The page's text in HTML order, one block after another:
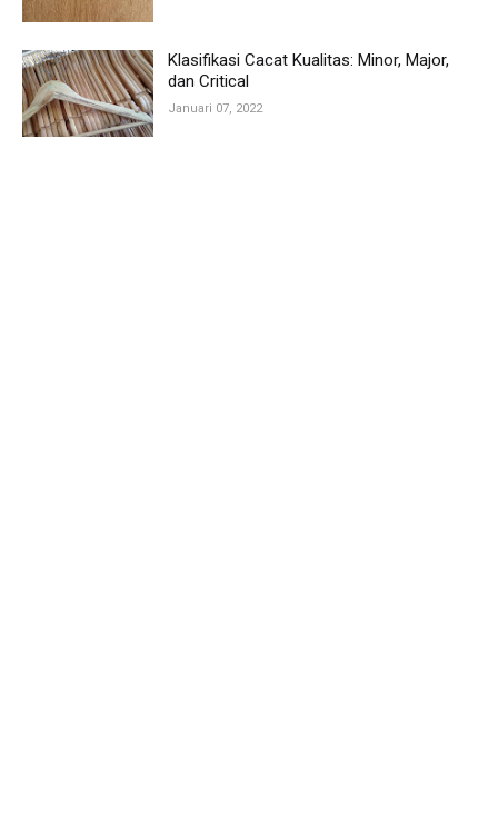
Klasifikasi Cacat Kualitas: Minor, Major,
dan Critical
Januari 07, 2022